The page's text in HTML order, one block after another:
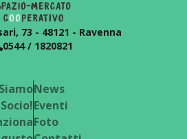
73 - 48121 - Ravenna
0544 / 1820821
News
Eventi
Foto